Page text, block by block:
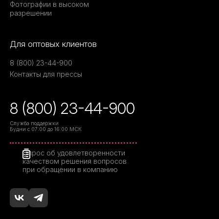
Фотографии в высоком
разрешении
Для оптовых клиентов
8 (800) 23-44-900
Контакты для прессы
8 (800) 23-44-900
Служба поддержки
Будни с 07:00 до 16:00 МСК
Опрос об удовлетворенности
качеством решения вопросов
при обращении в компанию